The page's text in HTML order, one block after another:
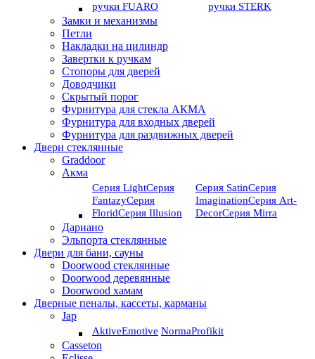
ручки FUARO
ручки STERK
Замки и механизмы
Петли
Накладки на цилиндр
Завертки к ручкам
Стопоры для дверей
Доводчики
Скрытый порог
Фурнитура для стекла АКМА
Фурнитура для входных дверей
Фурнитура для раздвижных дверей
Двери стеклянные
Graddoor
Акма
Серия LightСерия
FantazyСерия
FloridСерия Illusion
Серия SatinСерия
ImaginationСерия Art-
DeсorСерия Mirra
Дариано
Эльпорта стеклянные
Двери для бани, сауны
Doorwood стеклянные
Doorwood деревянные
Doorwood хамам
Дверные пеналы, кассеты, карманы
Jap
AktiveEmotive NormaProfikit
Casseton